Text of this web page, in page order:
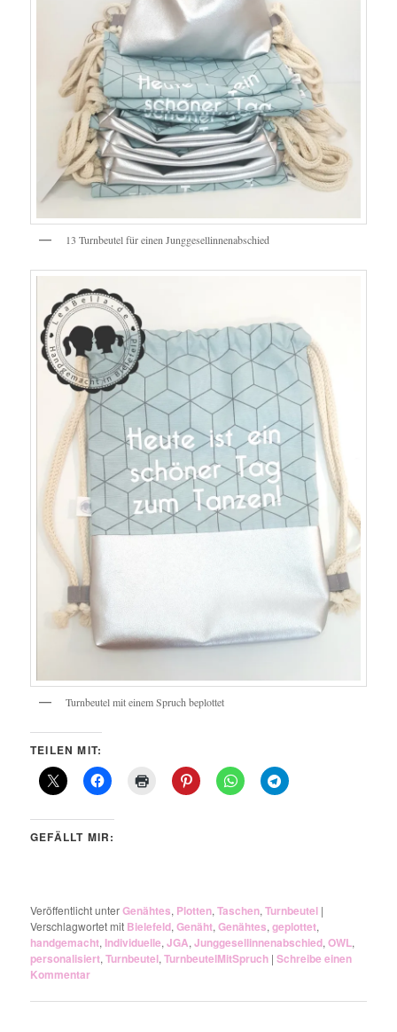
13 Turnbeutel für einen Junggesellinnenabschied
Turnbeutel mit einem Spruch beplottet
TEILEN MIT:
GEFÄLLT MIR:
Veröffentlicht unterGenähtes, Plotten,Taschen,Turnbeutel |
Verschlagwortet mit Bielefeld,Genäht,Genähtes,geplottet,
handgemacht, Individuelle,JGA,Junggesellinnenabschied,OWL,
personalisiert,Turnbeutel,TurnbeutelMitSpruch |Schreibe einen
Kommentar